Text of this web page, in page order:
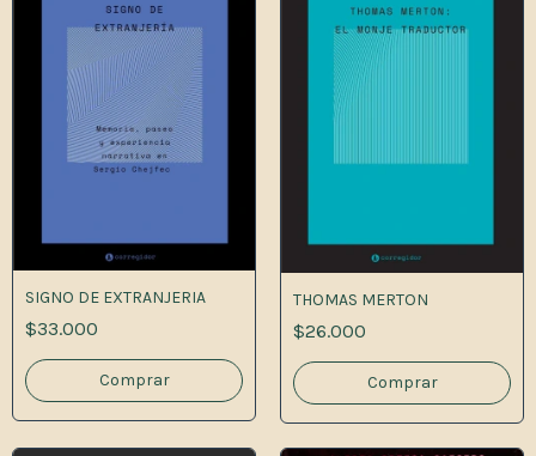
SIGNO DE EXTRANJERIA
$33.000
THOMAS MERTON
$26.000